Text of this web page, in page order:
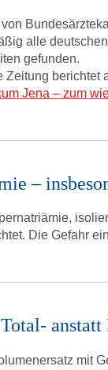
alle
gefunden.
Zeitung berichtet
Jena – zum
–
Die Gefahr
mit